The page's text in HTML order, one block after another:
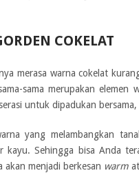
COKELAT
merasa warna cokelat
sama merupakan elemen
untuk dipadukan
yang melambangkan
kayu. Sehingga bisa Anda
menjadi berkesan warm